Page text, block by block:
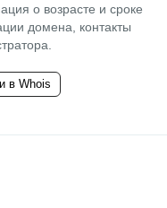
о возрасте и сроке
домена, контакты
в Whois